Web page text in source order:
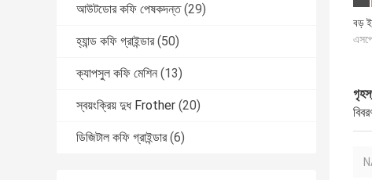
আউটডোর কফি পেষকদন্ত (29)
হ্যান্ড কফি গ্রাইন্ডার (50)
ক্যাপসুল কফি মেশিন (13)
স্বয়ংক্রিয় দুধ Frother (20)
ডিজিটাল কফি গ্রাইন্ডার (6)
বড়